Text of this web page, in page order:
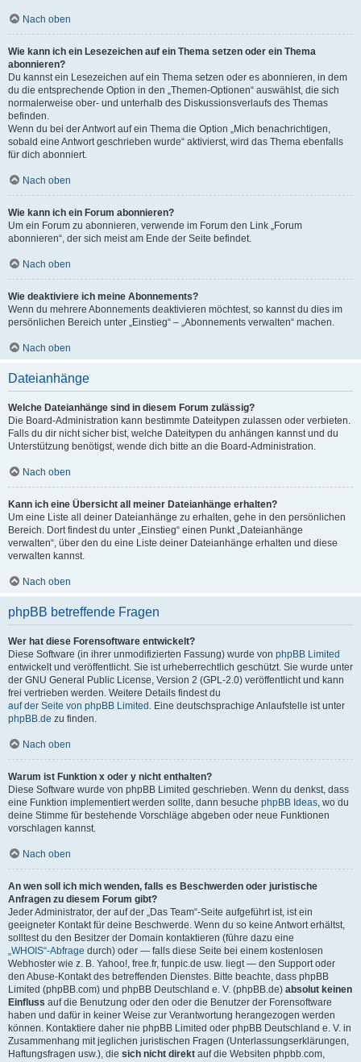
Nach oben
Wie kann ich ein Lesezeichen auf ein Thema setzen oder ein Thema
abonnieren?
Du kannst ein Lesezeichen auf ein Thema setzen oder es abonnieren, in dem
du die entsprechende Option in den „Themen-Optionen“ auswählst, die sich
normalerweise ober- und unterhalb des Diskussionsverlaufs des Themas
befinden.
Wenn du bei der Antwort auf ein Thema die Option „Mich benachrichtigen,
sobald eine Antwort geschrieben wurde“ aktivierst, wird das Thema ebenfalls
für dich abonniert.
Nach oben
Wie kann ich ein Forum abonnieren?
Um ein Forum zu abonnieren, verwende im Forum den Link „Forum
abonnieren“, der sich meist am Ende der Seite befindet.
Nach oben
Wie deaktiviere ich meine Abonnements?
Wenn du mehrere Abonnements deaktivieren möchtest, so kannst du dies im
persönlichen Bereich unter „Einstieg“ – „Abonnements verwalten“ machen.
Nach oben
Dateianhänge
Welche Dateianhänge sind in diesem Forum zulässig?
Die Board-Administration kann bestimmte Dateitypen zulassen oder verbieten.
Falls du dir nicht sicher bist, welche Dateitypen du anhängen kannst und du
Unterstützung benötigst, wende dich bitte an die Board-Administration.
Nach oben
Kann ich eine Übersicht all meiner Dateianhänge erhalten?
Um eine Liste all deiner Dateianhänge zu erhalten, gehe in den persönlichen
Bereich. Dort findest du unter „Einstieg“ einen Punkt „Dateianhänge
verwalten“, über den du eine Liste deiner Dateianhänge erhalten und diese
verwalten kannst.
Nach oben
phpBB betreffende Fragen
Wer hat diese Forensoftware entwickelt?
Diese Software (in ihrer unmodifizierten Fassung) wurde von phpBB Limited
entwickelt und veröffentlicht. Sie ist urheberrechtlich geschützt. Sie wurde unter
der GNU General Public License, Version 2 (GPL-2.0) veröffentlicht und kann
frei vertrieben werden. Weitere Details findest du
auf der Seite von phpBB Limited . Eine deutschsprachige Anlaufstelle ist unter
phpBB.de zu finden.
Nach oben
Warum ist Funktion x oder y nicht enthalten?
Diese Software wurde von phpBB Limited geschrieben. Wenn du denkst, dass
eine Funktion implementiert werden sollte, dann besuche phpBB Ideas, wo du
deine Stimme für bestehende Vorschläge abgeben oder neue Funktionen
vorschlagen kannst.
Nach oben
An wen soll ich mich wenden, falls es Beschwerden oder juristische
Anfragen zu diesem Forum gibt?
Jeder Administrator, der auf der „Das Team“-Seite aufgeführt ist, ist ein
geeigneter Kontakt für deine Beschwerde. Wenn du so keine Antwort erhältst,
solltest du den Besitzer der Domain kontaktieren (führe dazu eine
„WHOIS“-Abfrage durch) oder — falls diese Seite bei einem kostenlosen
Webhoster wie z. B. Yahoo!, free.fr, funpic.de usw. liegt — den Support oder
den Abuse-Kontakt des betreffenden Dienstes. Bitte beachte, dass phpBB
Limited (phpBB.com) und phpBB Deutschland e. V. (phpBB.de) absolut keinen
Einfluss auf die Benutzung oder den oder die Benutzer der Forensoftware
haben und dafür in keiner Weise zur Verantwortung herangezogen werden
können. Kontaktiere daher nie phpBB Limited oder phpBB Deutschland e. V. in
Zusammenhang mit jeglichen juristischen Fragen (Unterlassungserklärungen,
Haftungsfragen usw.), die sich nicht direkt auf die Websiten phpbb.com,